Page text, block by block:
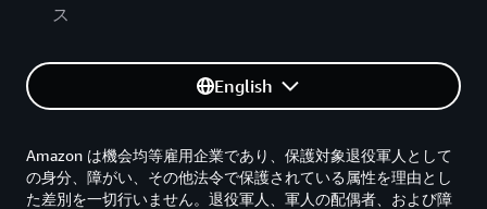
ス
English
Amazon は機会均等雇用企業であり、保護対象退役軍人として
の身分、障がい、その他法令で保護されている属性を理由とし
た差別を一切行いません。退役軍人、軍人の配偶者、および障